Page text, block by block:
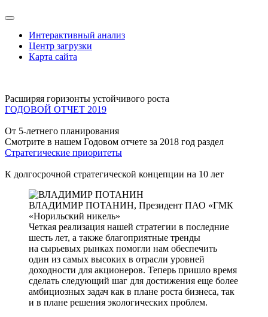
Интерактивный анализ
Центр загрузки
Карта сайта
Расширяя горизонты устойчивого роста
ГОДОВОЙ ОТЧЕТ 2019
От 5-летнего планирования
Смотрите в нашем Годовом отчете за 2018 год раздел
Стратегические приоритеты
К долгосрочной стратегической концепции на 10 лет
ВЛАДИМИР ПОТАНИН, Президент ПАО «ГМК
«Норильский никель»
Четкая реализация нашей стратегии в последние
шесть лет, а также благоприятные тренды
на сырьевых рынках помогли нам обеспечить
один из самых высоких в отрасли уровней
доходности для акционеров. Теперь пришло время
сделать следующий шаг для достижения еще более
амбициозных задач как в плане роста бизнеса, так
и в плане решения экологических проблем.